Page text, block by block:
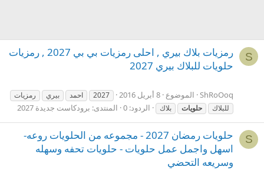
S
رمزيات بلاك بيري , احلى رمزيات بي بي 2027 , رمزيات
حلويات للبلاك بيري 2027
ShRoOoq الموضوع 8 أبريل 2016 2027 احمد بيري
رمزيات
للبلاك
حلويات بلاك الردود: 0 المنتدى: برودكاست جديدة 2027
S
حلويات رمضان 2027 - مجموعه من الحلويات روعه-
اسهل واجمل عمل حلويات - حلويات تحفه وسهله
وسريعه التحضي